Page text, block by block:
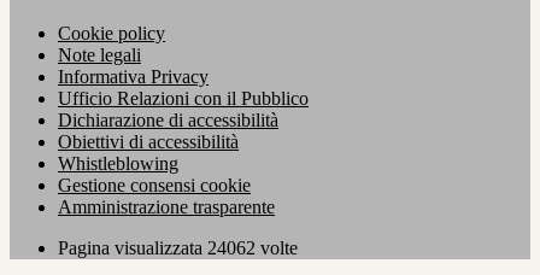
Cookie policy
Note legali
Informativa Privacy
Ufficio Relazioni con il Pubblico
Dichiarazione di accessibilità
Obiettivi di accessibilità
Whistleblowing
Gestione consensi cookie
Amministrazione trasparente
Pagina visualizzata 24062 volte